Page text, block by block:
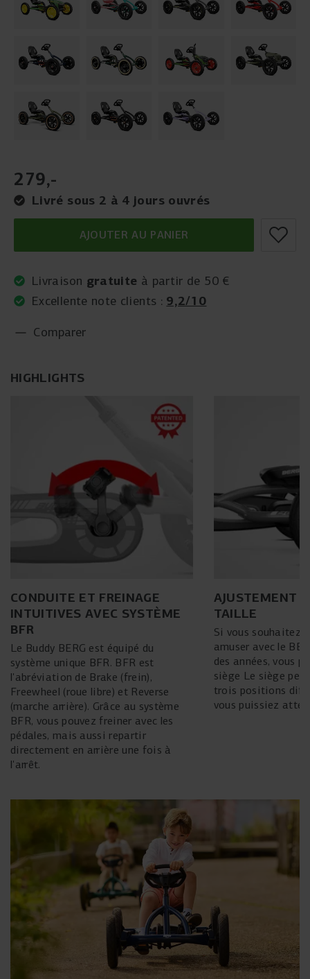
HIGHLIGHTS
CONDUITE ET FREINAGE
INTUITIVES AVEC SYSTÈME
BFR
Le Buddy BERG est équipé du
système unique BFR. BFR est
l'abréviation de Brake (frein),
Freewheel (roue libre) et Reverse
(marche arrière). Grâce au système
BFR, vous pouvez freiner avec les
pédales, mais aussi repartir
directement en arrière une fois à
l'arrêt.
AJUSTEMENT
TAILLE
Si vous souhaitez
amuser avec le
des années, vous
siège Le siège peut être réglé dans
trois positions
vous puissiez
279,-
Livré sous 2 à 4 jours ouvrés
AJOUTER AU PANIER
Livraison gratuite à partir de 50 €
Excellente note clients : 9,2/10
Comparer